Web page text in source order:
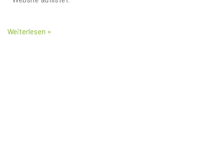
Weiterlesen »